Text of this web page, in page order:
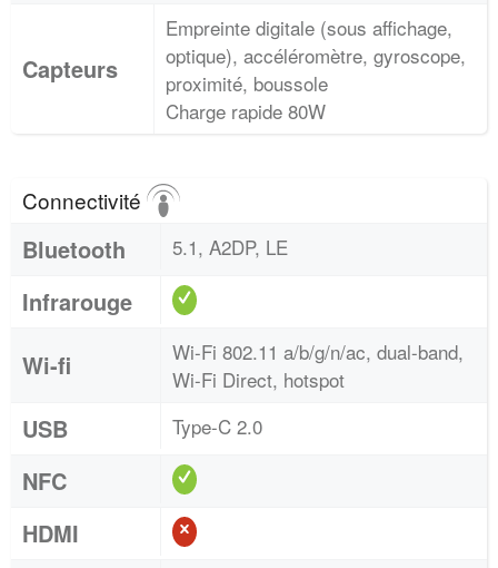
Capteurs
Empreinte digitale (sous affichage,
optique), accéléromètre, gyroscope,
proximité, boussole
Charge rapide 80W
Connectivité
Bluetooth 5.1, A2DP, LE
Infrarouge
Wi-fi
Wi-Fi 802.11 a/b/g/n/ac, dual-band,
Wi-Fi Direct, hotspot
USB Type-C 2.0
NFC
HDMI